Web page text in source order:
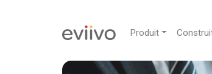
Produit